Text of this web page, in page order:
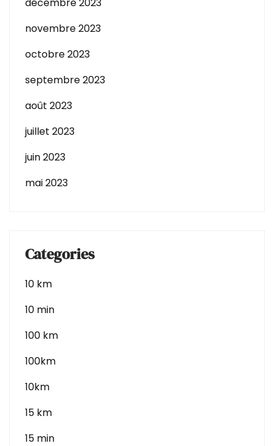
novembre 2023
octobre 2023
septembre 2023
août 2023
juillet 2023
juin 2023
mai 2023
Categories
10 km
10 min
100 km
100km
10km
15 km
15 min